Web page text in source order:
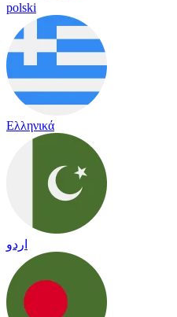
polski
Ελληνικά
اردو